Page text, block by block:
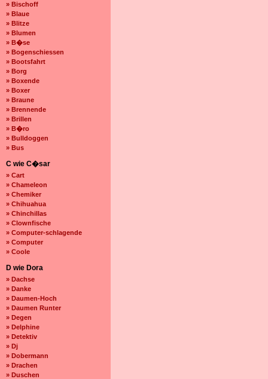
» Bischoff
» Blaue
» Blitze
» Blumen
» B�se
» Bogenschiessen
» Bootsfahrt
» Borg
» Boxende
» Boxer
» Braune
» Brennende
» Brillen
» B�ro
» Bulldoggen
» Bus
C wie C�sar
» Cart
» Chameleon
» Chemiker
» Chihuahua
» Chinchillas
» Clownfische
» Computer-schlagende
» Computer
» Coole
D wie Dora
» Dachse
» Danke
» Daumen-Hoch
» Daumen Runter
» Degen
» Delphine
» Detektiv
» Dj
» Dobermann
» Drachen
» Duschen